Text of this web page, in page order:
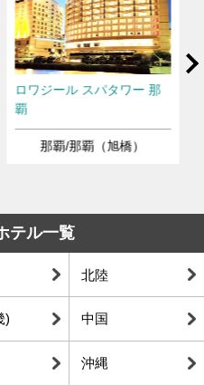
ロワジール スパタワー 那
覇
那覇/那覇（旭橋）
テル一覧
北陸
) 中国
沖縄